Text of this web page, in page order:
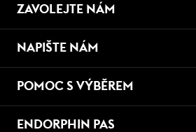
ZAVOLEJTE NÁM
NAPIŠTE NÁM
POMOC S VÝBĚREM
ENDORPHIN PAS